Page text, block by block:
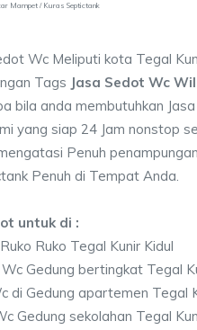
Mampet / Kuras Septictank
Wc Meliputi kota Tegal
Tags Jasa Sedot Wc
bila anda membutuhkan
yang siap 24 Jam nonstop
Penuh
Penuh di Tempat Anda.
untuk di :
Ruko Tegal Kunir Kidul
Gedung bertingkat Tegal
di Gedung apartemen Tegal
Gedung sekolahan Tegal